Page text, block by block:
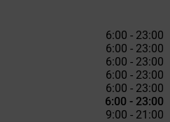
6:00 - 23:00
6:00 - 23:00
6:00 - 23:00
6:00 - 23:00
6:00 - 23:00
6:00 - 23:00
9:00 - 21:00